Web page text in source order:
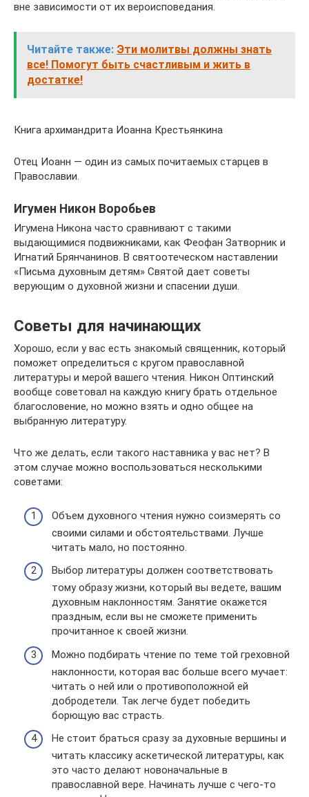
вне зависимости от их вероисповедания.
Читайте также: Эти молитвы должны знать
все! Помогут быть счастливым и жить в
достатке!
Книга архимандрита Иоанна Крестьянкина
Отец Иоанн — один из самых почитаемых старцев в
Православии.
Игумен Никон Воробьев
Игумена Никона часто сравнивают с такими
выдающимися подвижниками, как Феофан Затворник и
Игнатий Брянчанинов. В святоотеческом наставлении
«Письма духовным детям» Святой дает советы
верующим о духовной жизни и спасении души.
Советы для начинающих
Хорошо, если у вас есть знакомый священник, который
поможет определиться с кругом православной
литературы и мерой вашего чтения. Никон Оптинский
вообще советовал на каждую книгу брать отдельное
благословение, но можно взять и одно общее на
выбранную литературу.
Что же делать, если такого наставника у вас нет? В
этом случае можно воспользоваться несколькими
советами:
Объем духовного чтения нужно соизмерять со
своими силами и обстоятельствами. Лучше
читать мало, но постоянно.
Выбор литературы должен соответствовать
тому образу жизни, который вы ведете, вашим
духовным наклонностям. Занятие окажется
праздным, если вы не сможете применить
прочитанное к своей жизни.
Можно подбирать чтение по теме той греховной
наклонности, которая вас больше всего мучает:
читать о ней или о противоположной ей
добродетели. Так легче будет победить
борющую вас страсть.
Не стоит браться сразу за духовные вершины и
читать классику аскетической литературы, как
это часто делают новоначальные в
православной вере. Начинать лучше с чего-то